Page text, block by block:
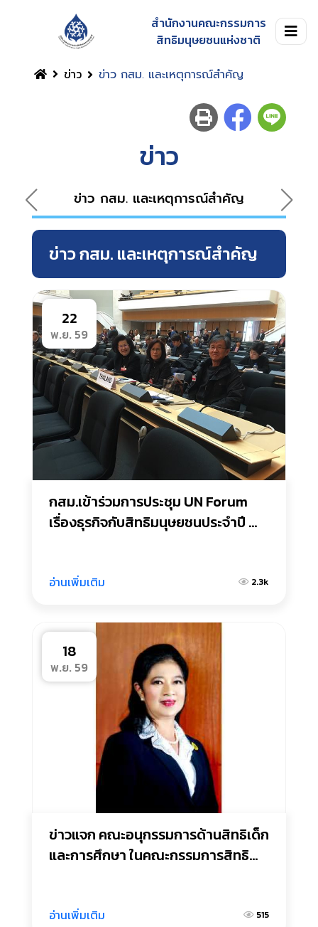
สำนักงานคณะกรรมการ
สิทธิมนุษยชนแห่งชาติ
ข่าว
ข่าว กสม. และเหตุการณ์สำคัญ
ข่าว
ข่าว กสม. และเหตุการณ์สำคัญ
ข่าว กสม. และเหตุการณ์สำคัญ
22
พ.ย. 59
กสม.เข้าร่วมการประชุม UN Forum
เรื่องธุรกิจกับสิทธิมนุษยชนประจำปี
อ่านเพิ่มเติม 2.3k
18
พ.ย. 59
ข่าวแจก คณะอนุกรรมการด้านสิทธิเด็ก
และการศึกษา ในคณะกรรมการสิทธิ
ประโยชน์ของวิตามินโฟลิก แอซิด ช่วย
อ่านเพิ่มเติม 515